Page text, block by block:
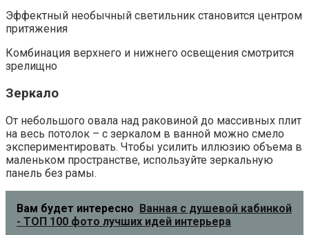
Эффектный необычный светильник становится центром
притяжения
Комбинация верхнего и нижнего освещения смотрится
зрелищно
Зеркало
От небольшого овала над раковиной до массивных плит
на весь потолок – с зеркалом в ванной можно смело
экспериментировать. Чтобы усилить иллюзию объема в
маленьком пространстве, используйте зеркальную
панель без рамы.
Вам будет интересно Ванная с душевой кабинкой
- ТОП 100 фото лучших идей интерьера